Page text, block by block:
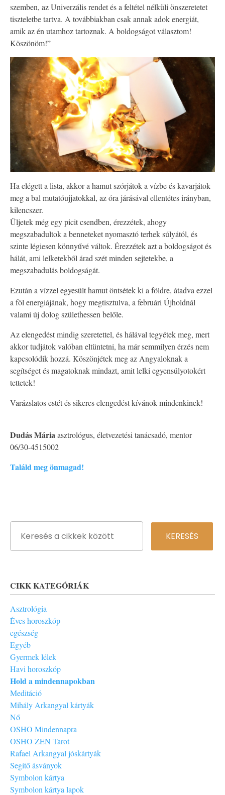
szemben, az Univerzális rendet és a feltétel nélküli önszeretetet
tiszteletbe tartva. A továbbiakban csak annak adok energiát,
amik az én utamhoz tartoznak. A boldogságot választom!
Köszönöm!”
Ha elégett a lista, akkor a hamut szórjátok a vízbe és kavarjátok
meg a bal mutatóujjatokkal, az óra járásával ellentétes irányban,
kilencszer.
Üljetek még egy picit csendben, érezzétek, ahogy
megszabadultok a benneteket nyomasztó terhek súlyától, és
szinte légiesen könnyűvé váltok. Érezzétek azt a boldogságot és
hálát, ami lelketekből árad szét minden sejtetekbe, a
megszabadulás boldogságát.
Ezután a vízzel egyesült hamut öntsétek ki a földre, átadva ezzel
a föl energiájának, hogy megtisztulva, a februári Újholdnál
valami új dolog születhessen belőle.
Az elengedést mindig szeretettel, és hálával tegyétek meg, mert
akkor tudjátok valóban eltüntetni, ha már semmilyen érzés nem
kapcsolódik hozzá. Köszönjétek meg az Angyaloknak a
segítséget és magatoknak mindazt, amit lelki egyensúlyotokért
tettetek!
Varázslatos estét és sikeres elengedést kívánok mindenkinek!
Dudás Máriaasztrológus, életvezetési tanácsadó, mentor
06/30-4515002
Találd meg önmagad!
CIKK KATEGÓRIÁK
Asztrológia
Éves horoszkóp
egészség
Egyéb
Gyermek lélek
Havi horoszkóp
Hold a mindennapokban
Meditáció
Mihály Arkangyal kártyák
Nő
OSHO Mindennapra
OSHO ZEN Tarot
Rafael Arkangyal jóskártyák
Segítő ásványok
Symbolon kártya
Symbolon kártya lapok